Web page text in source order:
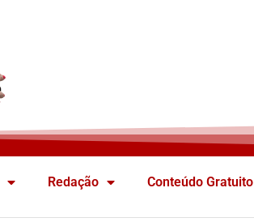
Redação Conteúdo Gratuito